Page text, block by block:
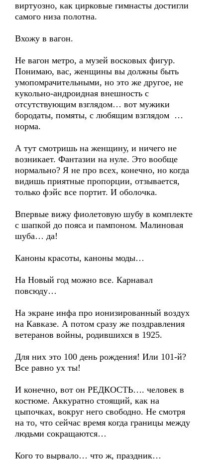
виртуозно, как цирковые гимнасты достигли
самого низа полотна.
Вхожу в вагон.
Не вагон метро, а музей восковых фигур.
Понимаю, вас, женщины вы должны быть
умопомрачительными, но это же другое, не
кукольно-андроидная внешность с
отсутствующим взглядом… вот мужики
бородаты, помяты, с любящим взглядом …
норма.
А тут смотришь на женщину, и ничего не
возникает. Фантазии на нуле. Это вообще
нормально? Я не про всех, конечно, но когда
видишь приятные пропорции, отзывается,
только фэйс все портит. И оболочка.
Впервые вижу фиолетовую шубу в комплекте
с шапкой до пояса и пампоном. Малиновая
шуба… да!
Каноны красоты, каноны моды…
На Новый год можно все. Карнавал
повсюду…
На экране инфа про ионизированный воздух
на Кавказе. А потом сразу же поздравления
ветеранов войны, родившихся в 1925.
Для них это 100 день рождения! Или 101-й?
Все равно ух ты!
И конечно, вот он РЕДКОСТЬ…. человек в
костюме. Аккуратно стоящий, как на
цыпочках, вокруг него свободно. Не смотря
на то, что сейчас время когда границы между
людьми сокращаются…
Кого то вырвало… что ж, праздник…